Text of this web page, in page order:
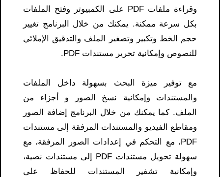
وقراءة ملفات PDF على الكمبيوتر وفتح الملفات
بكل سرعة ممكنة. يمكنك من خلال البرنامج تغيير
حجم الخط وتكبير وتصغير الملف والتدقيق الإملائي
للنصوص وإمكانية تحرير مستندات PDF.
مع توفير ميزة البحث بسهولة داخل الملفات
والمستندات وإمكانية نسخ الصور و أجزاء من
الملف. كما يمكنك من خلال البرنامج إضافة الصور
ومقاطع الفيديو والمستندات المرفقة إلى مستندات
PDF، مع التحكم في إعدادات الصور المرفقة، مع
سهولة تحويل مستندات PDF إلى مستندات نصية،
وإمكانية تشفير المستندات للحفاظ على